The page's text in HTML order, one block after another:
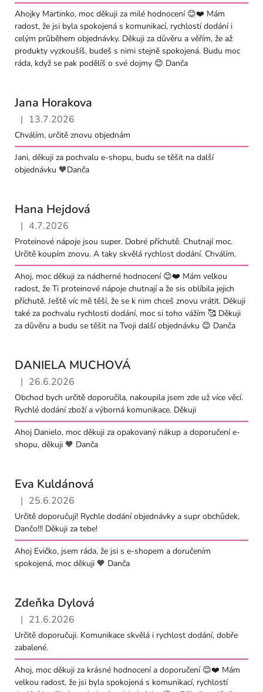
Ahojky Martinko, moc děkuji za milé hodnocení 😊❤️ Mám
radost, že jsi byla spokojená s komunikací, rychlostí dodání i
celým průběhem objednávky. Děkuji za důvěru a věřím, že až
produkty vyzkoušíš, budeš s nimi stejně spokojená. Budu moc
ráda, když se pak podělíš o své dojmy 😊 Danča
Jana Horakova
Hodnocení obchodu je 5 z 5 hvězdiček.
| 13.7.2026
Chválím, určitě znovu objednám
Jani, děkuji za pochvalu e-shopu, budu se těšit na další
objednávku 🧡Danča
Hana Hejdová
Hodnocení obchodu je 5 z 5 hvězdiček.
| 4.7.2026
Proteinové nápoje jsou super. Dobré příchutě. Chutnají moc.
Určitě koupím znovu. A taky skvělá rychlost dodání. Chválím.
Ahoj, moc děkuji za nádherné hodnocení 😊❤️ Mám velkou
radost, že Ti proteinové nápoje chutnají a že sis oblíbila jejich
příchutě. Ještě víc mě těší, že se k nim chceš znovu vrátit. Děkuji
také za pochvalu rychlosti dodání, moc si toho vážím 🥰 Děkuji
za důvěru a budu se těšit na Tvoji další objednávku 😊 Danča
DANIELA MUCHOVÁ
Hodnocení obchodu je 5 z 5 hvězdiček.
| 26.6.2026
Obchod bych určitě doporučila, nakoupila jsem zde už více věcí.
Rychlé dodání zboží a výborná komunikace. Děkuji
Ahoj Danielo, moc děkuji za opakovaný nákup a doporučení e-
shopu, děkuji 🧡 Danča
Eva Kuldánová
Hodnocení obchodu je 5 z 5 hvězdiček.
| 25.6.2026
Určitě doporučuji! Rychle dodání objednávky a supr obchůdek,
Dančo!!! Děkuji za tebe!
Ahoj Evičko, jsem ráda, že jsi s e-shopem a doručením
spokojená, moc děkuji 🧡 Danča
Zdeňka Dylová
Hodnocení obchodu je 5 z 5 hvězdiček.
| 21.6.2026
Určitě doporučuji. Komunikace skvělá i rychlost dodání, dobře
zabalené.
Ahoj, moc děkuji za krásné hodnocení a doporučení 😊❤️ Mám
velkou radost, že jsi byla spokojená s komunikací, rychlostí